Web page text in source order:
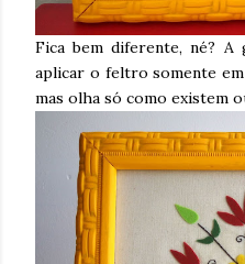
Fica bem diferente, né? A
aplicar o feltro somente
mas olha só como existem